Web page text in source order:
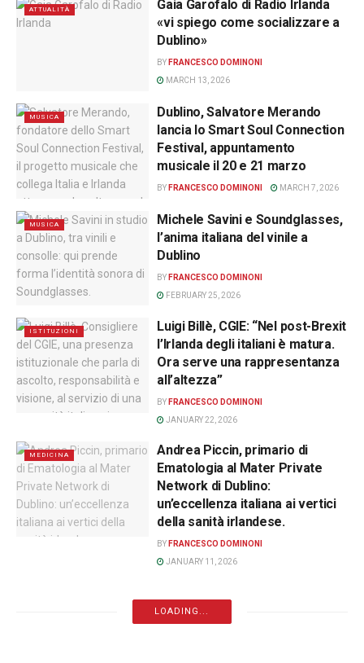
ATTUALITÀ
Gaia Garofalo di Radio Irlanda
«vi spiego come socializzare a
Dublino»
BY FRANCESCO DOMINONI
MARCH 13, 2026
MUSICA
Dublino, Salvatore Merando
lancia lo Smart Soul Connection
Festival, appuntamento
musicale il 20 e 21 marzo
BY FRANCESCO DOMINONI MARCH 7, 2026
MUSICA
Michele Savini e Soundglasses,
l’anima italiana del vinile a
Dublino
BY FRANCESCO DOMINONI
FEBRUARY 25, 2026
ISTITUZIONI
Luigi Billè, CGIE: “Nel post-Brexit
l’Irlanda degli italiani è matura.
Ora serve una rappresentanza
all’altezza”
BY FRANCESCO DOMINONI
JANUARY 22, 2026
MEDICINA
Andrea Piccin, primario di
Ematologia al Mater Private
Network di Dublino:
un’eccellenza italiana ai vertici
della sanità irlandese.
BY FRANCESCO DOMINONI
JANUARY 11, 2026
LOADING...